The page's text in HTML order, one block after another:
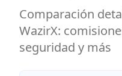
Comparación
WazirX:
seguridad y más